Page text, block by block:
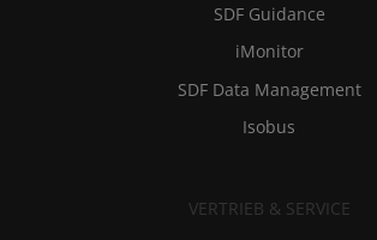
SDF Guidance
iMonitor
SDF Data Management
Isobus
VERTRIEB & SERVICE